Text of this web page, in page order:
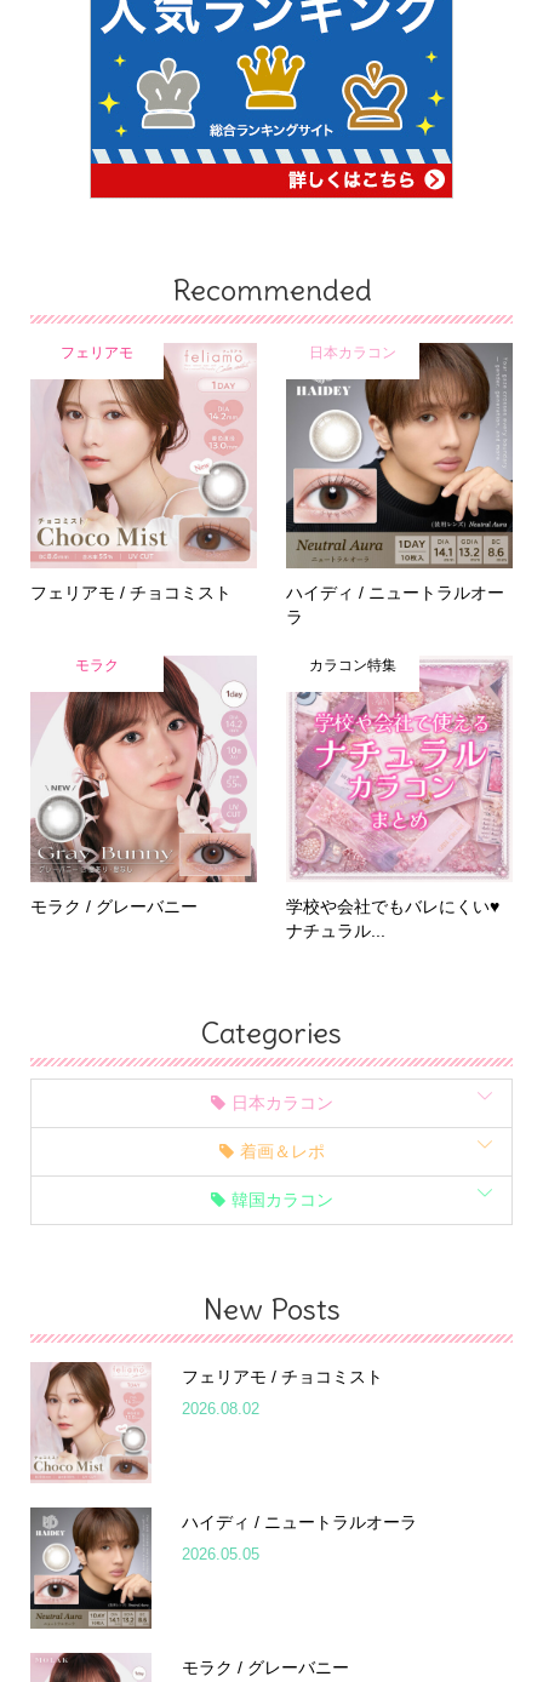
Recommended
フェリアモ
フェリアモ / チョコミスト
日本カラコン
ハイディ / ニュートラルオー
ラ
モラク
モラク / グレーバニー
カラコン特集
学校や会社でもバレにくい♥
ナチュラル...
Categories
日本カラコン
着画＆レポ
韓国カラコン
New Posts
フェリアモ / チョコミスト
2026.08.02
ハイディ / ニュートラルオーラ
2026.05.05
モラク / グレーバニー